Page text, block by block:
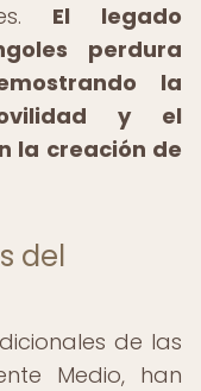
El legado
perdura
la
y el
la creación de
del
de las
Medio, han